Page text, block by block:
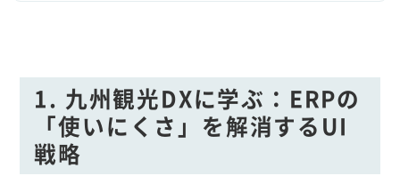
1. 九州観光DXに学ぶ：ERPの
「使いにくさ」を解消するUI
戦略